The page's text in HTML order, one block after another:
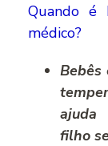
Quando é
médico?
Bebês
ajuda
filho